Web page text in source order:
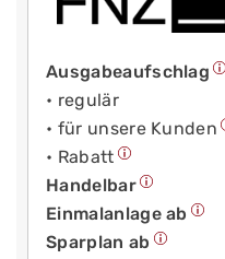
Ausgabeaufschlag
• regulär
• für unsere Kunden
• Rabatt
Handelbar
Einmalanlage ab
Sparplan ab